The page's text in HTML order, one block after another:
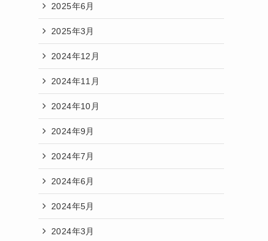
2025年6月
2025年3月
2024年12月
2024年11月
2024年10月
2024年9月
2024年7月
2024年6月
2024年5月
2024年3月